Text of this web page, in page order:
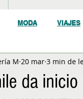
MODA VIAJES
TECNOLOGÍA
da
M 20 mar 3 min de